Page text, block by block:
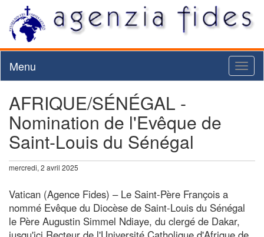
Menu
AFRIQUE/SÉNÉGAL -
Nomination de l'Evêque de
Saint-Louis du Sénégal
mercredi, 2 avril 2025
Vatican (Agence Fides) – Le Saint-Père François a
nommé Evêque du Diocèse de Saint-Louis du Sénégal
le Père Augustin Simmel Ndiaye, du clergé de Dakar,